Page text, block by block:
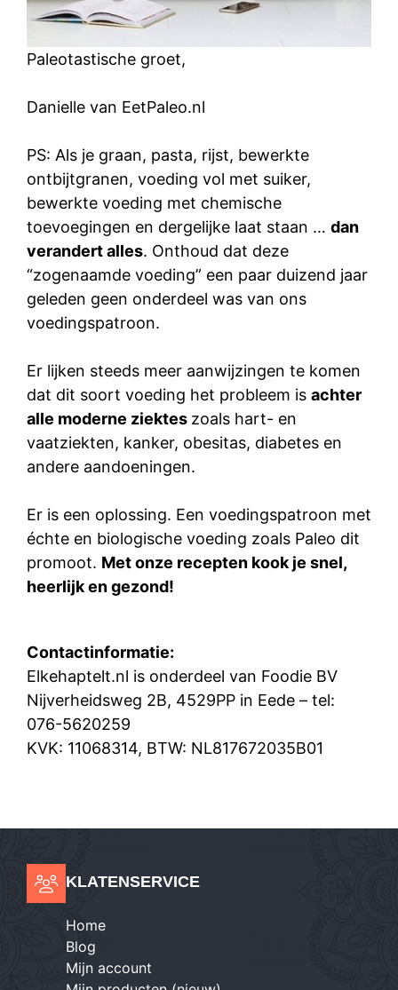
Paleotastische groet,
Danielle van EetPaleo.nl
PS: Als je graan, pasta, rijst, bewerkte
ontbijtgranen, voeding vol met suiker,
bewerkte voeding met chemische
toevoegingen en dergelijke laat staan … dan
verandert alles. Onthoud dat deze
“zogenaamde voeding” een paar duizend jaar
geleden geen onderdeel was van ons
voedingspatroon.
Er lijken steeds meer aanwijzingen te komen
dat dit soort voeding het probleem is achter
alle moderne ziektes zoals hart- en
vaatziekten, kanker, obesitas, diabetes en
andere aandoeningen.
Er is een oplossing. Een voedingspatroon met
échte en biologische voeding zoals Paleo dit
promoot. Met onze recepten kook je snel,
heerlijk en gezond!
Contactinformatie:
Elkehaptelt.nl is onderdeel van Foodie BV
Nijverheidsweg 2B, 4529PP in Eede – tel:
076-5620259
KVK: 11068314, BTW: NL817672035B01
KLATENSERVICE
Home
Blog
Mijn account